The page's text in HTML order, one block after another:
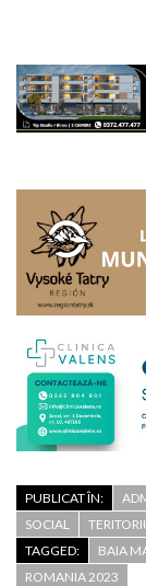
PUBLICAT ÎN:
SOCIAL
TAGGED:
BAIA
ROMANIA 2023